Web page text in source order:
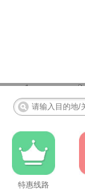
1 2
特惠线路